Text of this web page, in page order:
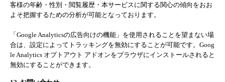
客様の年齢・性別・閲覧履歴・本サービスに関する関心の傾向をおお
よそ把握するための分析が可能となっております。
「Google Analyticsの広告向けの機能」を使用されることを望まない場
合は、設定によってトラッキングを無効にすることが可能です。Goog
le Analytics オプトアウト アドオンをブラウザにインストールされると
無効にすることができます。